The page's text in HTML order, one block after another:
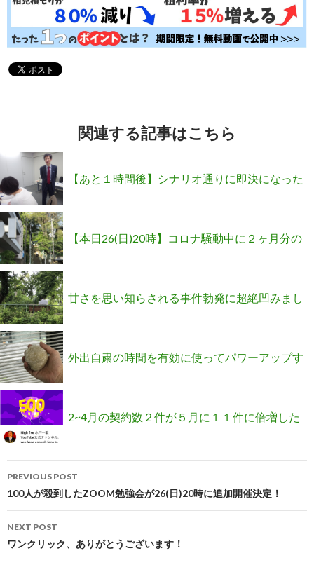
関連する記事はこちら
【あと１時間後】シナリオ通りに即決になった
秘密公開ZOOM無料セミナー開催！
【本日26(日)20時】コロナ騒動中に２ヶ月分の
契約を確保「ZOOM勉強会」開催
甘さを思い知らされる事件勃発に超絶凹みまし
た(´・ω・｀)
外出自粛の時間を有効に使ってパワーアップす
る３ステップとは？
2~4月の契約数２件が５月に１１件に倍増した
Post
navigation
PREVIOUS POST
100人が殺到したZOOM勉強会が26(日)20時に追加開催決定！
NEXT POST
ワンクリック、ありがとうございます！